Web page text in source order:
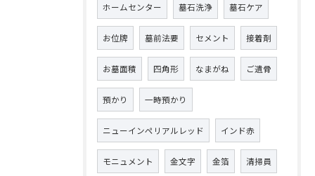
ホームセンター 墓石洗浄 墓石ケア
お位牌 墓前法要 セメント 接着剤
お墓面積 四角形 なまがね ご遺骨
預かり 一時預かり
ニューインペリアルレッド インド赤
モニュメント 金文字 金箔 清掃員